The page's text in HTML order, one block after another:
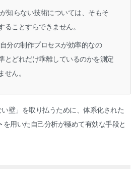
知らない技術については、そもそ
ることすらできません。
自分の制作プロセスが効率的なの
とどれだけ乖離しているのかを測定
ん。
壁」を取り払うために、体系化された
を用いた自己分析が極めて有効な手段と